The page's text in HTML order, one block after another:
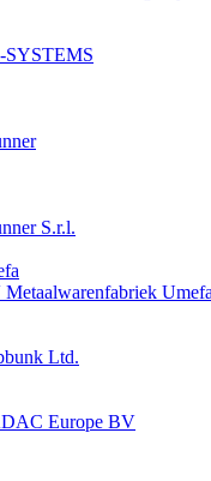
SYSTEMS
S.r.l.
Umefa
Ltd.
Europe BV